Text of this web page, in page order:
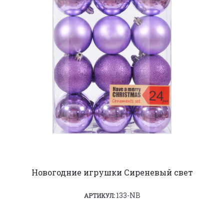
Новогодние игрушки Сиреневый свет
АРТИКУЛ:133-NB